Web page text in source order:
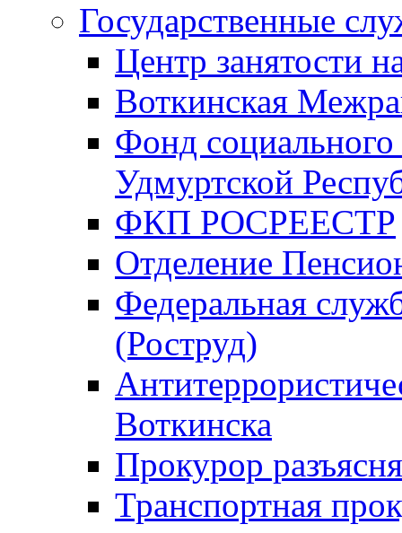
Государственные
Центр занятости
Воткинская
Фонд
Удмуртской
ФКП РОСРЕЕСТР
Отделение
Федеральная
(Роструд)
Воткинска
Прокурор
Транспортная